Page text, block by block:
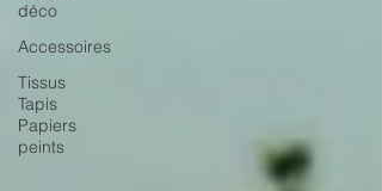
déco
Accessoires
Tissus
Tapis
Papiers
peints